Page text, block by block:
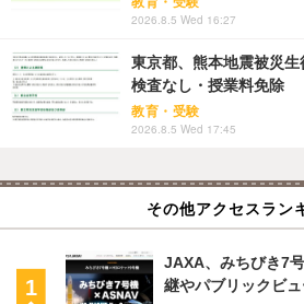
2026.8.5 Wed 16:27
東京都、熊本地震被災
検査なし・授業料免除
教育・受験
2026.8.5 Wed 17:45
その他アクセスラン
JAXA、みちびき7
継やパブリックビ